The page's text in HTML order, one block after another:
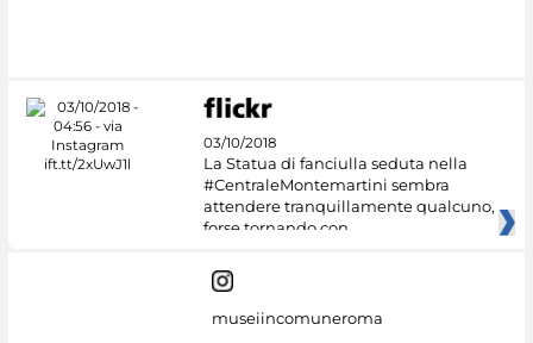
03/10/2018
La Statua di fanciulla seduta nella
#CentraleMontemartini sembra
attendere tranquillamente qualcuno,
forse tornando con
museiincomuneroma